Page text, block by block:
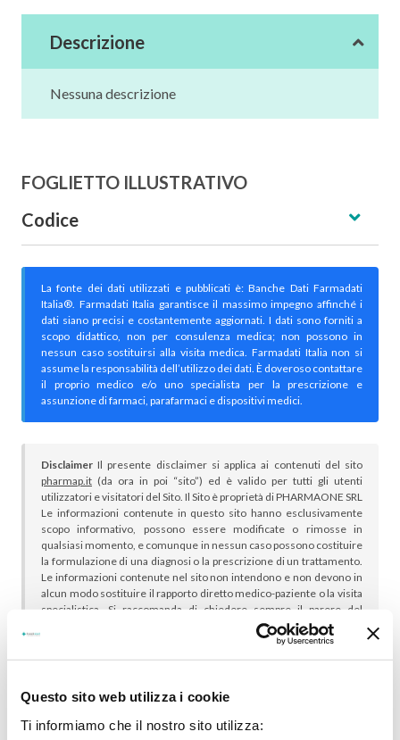
Questo sito web utilizza i cookie
Ti informiamo che il nostro sito utilizza:
Descrizione
Nessuna descrizione
FOGLIETTO ILLUSTRATIVO
Codice
La fonte dei dati utilizzati e pubblicati è: Banche Dati Farmadati
Italia®. Farmadati Italia garantisce il massimo impegno affinché i
dati siano precisi e costantemente aggiornati. I dati sono forniti a
scopo didattico, non per consulenza medica; non possono in
nessun caso sostituirsi alla visita medica. Farmadati Italia non si
assume la responsabilità dell’utilizzo dei dati. È doveroso contattare
il proprio medico e/o uno specialista per la prescrizione e
assunzione di farmaci, parafarmaci e dispositivi medici.
Disclaimer Il presente disclaimer si applica ai contenuti del sito
pharmap.it (da ora in poi “sito”) ed è valido per tutti gli utenti
utilizzatori e visitatori del Sito. Il Sito è proprietà di PHARMAONE SRL
Le informazioni contenute in questo sito hanno esclusivamente
scopo informativo, possono essere modificate o rimosse in
qualsiasi momento, e comunque in nessun caso possono costituire
la formulazione di una diagnosi o la prescrizione di un trattamento.
Le informazioni contenute nel sito non intendono e non devono in
alcun modo sostituire il rapporto diretto medico-paziente o la visita
specialistica. Si raccomanda di chiedere sempre il parere del
proprio medico curante e/o di specialisti riguardo qualsiasi
indicazione riportata. Se si hanno dubbi o quesiti sull’uso di un
medicinale è necessario consultare il proprio medico.